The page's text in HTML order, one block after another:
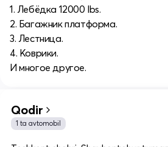
1. Лебёдка 12000 lbs.
2. Багажник платформа.
3. Лестница.
4. Коврики.
И многое другое.
Qodir
1 ta avtomobil